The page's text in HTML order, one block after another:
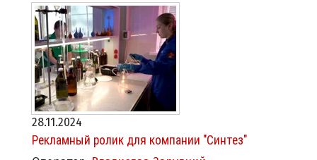
28.11.2024
Рекламный ролик для компании "Синтез"